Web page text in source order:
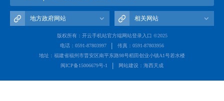
地方政府网站 相关网站
版权所有：开云手机站官方端网站登录入口 ©2025
电话：0591-87803997
传真：0591-87803956
地址：福建省福州市晋安区南平东路98号稻田创业小镇A1号若水楼
闽ICP备15006679号-1
网站建设：海西天成